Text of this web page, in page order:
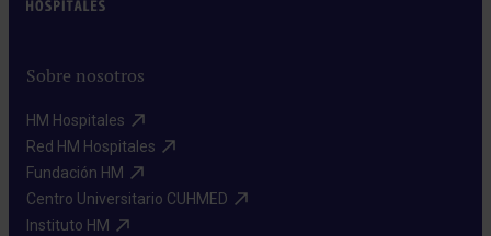
Sobre nosotros
HM Hospitales​
Red HM Hospitales​
Fundación HM​
Centro Universitario CUHMED​
Instituto HM​